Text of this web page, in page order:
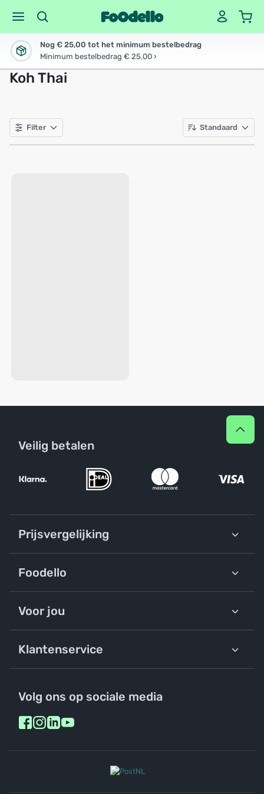
Nog € 25,00 tot het minimum bestelbedrag
Minimum bestelbedrag € 25,00 ›
Koh Thai
Filter Standaard
Veilig betalen
Prijsvergelijking
Foodello
Voor jou
Klantenservice
Volg ons op sociale media